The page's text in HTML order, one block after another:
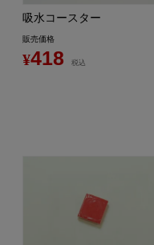
吸水コースター
販売価格
¥418 税込